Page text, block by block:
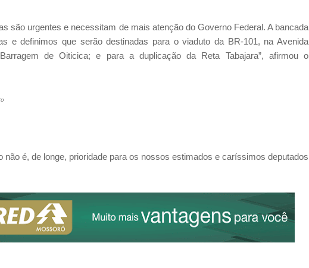
são urgentes e necessitam de mais atenção do Governo Federal. A bancada
e definimos que serão destinadas para o viaduto da BR-101, na Avenida
de Oiticica; e para a duplicação da Reta Tabajara”, afirmou o
não é, de longe, prioridade para os nossos estimados e caríssimos deputados